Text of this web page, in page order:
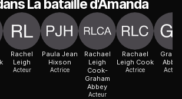
La bataille d'Amanda
Rachel
Leigh
Acteur
Paula Jean
Hixson
Actrice
Rachael
Leigh
Cook-
Graham
Abbey
Acteur
Rachael
Leigh Cook
Actrice
Abbey
Acteur